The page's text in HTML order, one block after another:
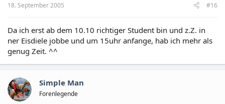
18. September 2005 #16
Da ich erst ab dem 10.10 richtiger Student bin und z.Z. in
ner Eisdiele jobbe und um 15uhr anfange, hab ich mehr als
genug Zeit. ^^
Simple Man
Forenlegende